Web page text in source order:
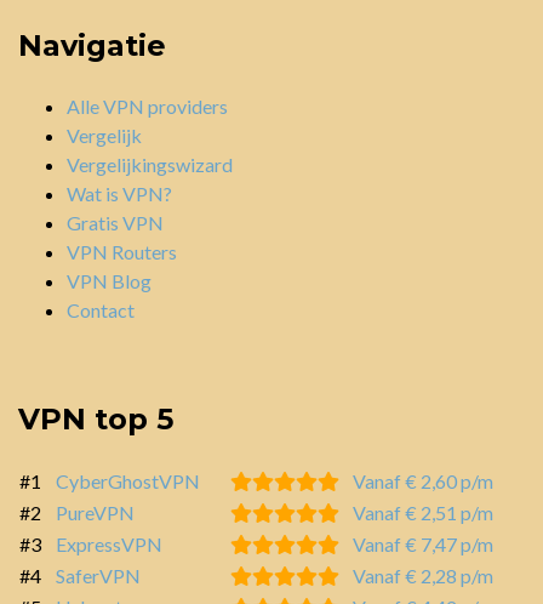
Navigatie
Alle VPN providers
Vergelijk
Vergelijkingswizard
Wat is VPN?
Gratis VPN
VPN Routers
VPN Blog
Contact
VPN top 5
#1 CyberGhostVPN
Vanaf € 2,60 p/m
#2
PureVPN
Vanaf € 2,51 p/m
#3
ExpressVPN
Vanaf € 7,47 p/m
#4
SaferVPN
Vanaf € 2,28 p/m